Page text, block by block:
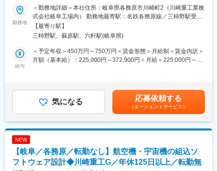
・社宅費等：月額20,500円（家賃15,000円、共益費2,500円、駐
車場代3,000円）
■当社について：
・川崎重工業株式会社の航空宇宙カンパニーの技術パートナーと
して、防衛航空機、民間航空機、誘導弾、宇宙ロケットなどの開
発・製造において、設計、解析、試験、情報および生産等の技術
福利厚生なども充実しており、働きやすい環境です。
・各部門ごとに部門に精通したスタッフが在籍している為、その
分野に特化したスペシャリストを目指し、スキルアップして頂け
・私たちが設計するソフトウェアは、高度な技術と専門知識を駆
使し、最新の技術に対応する先進的なソフトウェアで、航空機に
おいて優れた性能と信頼性を発揮しています。
・チームとしての協力を重視し、お互いのスキルと知識を最大限
に発揮することに努めています。また、新しいアイデアや視点を
歓迎し、常に革新的なソリューションを追求しています。これに
より、私たちの仲間達と一緒に働くことで、能力をさらに高める
ことができます。
■働きやすい環境：
◎プライベートも充実できる（下記全社平均）
・入社3年以内離職率0％
・育児休業取得率女性100％、男性60％(短時間勤務は小学校卒業
まで取得可)
勤務地
＜勤務地詳細＞本社住所：岐阜県各務原市川崎町2（川崎重工業株
式会社岐阜工場内） 勤務地最寄駅：名鉄各務原線／三柿野駅受動
喫煙対策：その他（敷地内禁煙（屋内／屋外喫煙可能場所あ
り））変更の範囲：会社の定める事業所
【最寄り駅】
三柿野駅、蘇原駅、六軒駅(岐阜県)
給与
＜予定年収＞450万円～750万円＜賃金形態＞月給制＜賃金内訳＞
月額（基本給）：225,000円～372,900円＜月給＞225,000円～
足：・年収はご経歴、ご年齢を踏まえて決定します。・上記年収
は想定残業時間20時間／月分の残業代を含めた想定金額。賃金は
あくまでも目安の金額であり、選考を通じて上下する可能性があ
ります。月給(月額)は固定手当を含めた表記です。
気になる 応募依頼する
（エージェントサービス）
NEW
【岐阜／各務原／転勤なし】航空機・宇宙機の組込ソ
フトウェア設計◆川崎重工G／年休125日以上／転勤無